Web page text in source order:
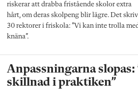
riskerar att drabba fristående skolor extra
hårt, om deras skolpeng blir lägre. Det
30 rektorer i friskola: ”Vi kan inte trolla
knäna”.
Anpassningarna slopas:
skillnad i praktiken”